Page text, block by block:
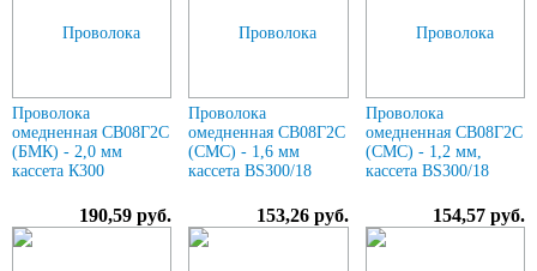
Проволока
омедненная СВ08Г2С
(БМК) - 2,0 мм
кассета К300
190,59 руб.
Проволока
омедненная СВ08Г2С
(СМС) - 1,6 мм
кассета BS300/18
153,26 руб.
Проволока
омедненная СВ08Г2С
(СМС) - 1,2 мм,
кассета BS300/18
154,57 руб.